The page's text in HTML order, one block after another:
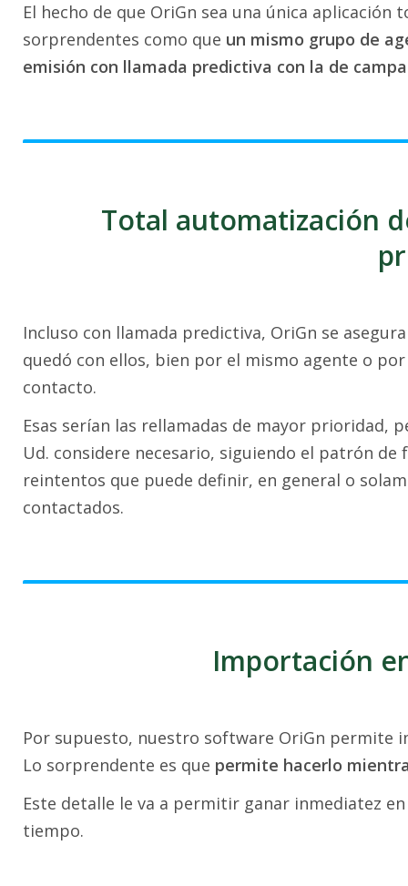
El hecho de que OriGn sea una única
sorprendentes como que un mismo grupo de
emisión con llamada predictiva con la de
Total automatización
Incluso con llamada predictiva, OriGn se
quedó con ellos, bien por el mismo agente o
contacto.
Esas serían las rellamadas de mayor prioridad,
Ud. considere necesario, siguiendo el patrón
reintentos que puede definir, en general o
contactados.
Importación
Por supuesto, nuestro software OriGn permite
Lo sorprendente es que permite hacerlo
Este detalle le va a permitir ganar inmediatez
tiempo.